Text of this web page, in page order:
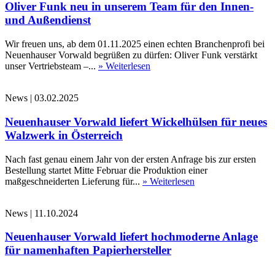
Oliver Funk neu in unserem Team für den Innen-
und Außendienst
Wir freuen uns, ab dem 01.11.2025 einen echten Branchenprofi bei
Neuenhauser Vorwald begrüßen zu dürfen: Oliver Funk verstärkt
unser Vertriebsteam –... » Weiterlesen
News | 03.02.2025
Neuenhauser Vorwald liefert Wickelhülsen für neues
Walzwerk in Österreich
Nach fast genau einem Jahr von der ersten Anfrage bis zur ersten
Bestellung startet Mitte Februar die Produktion einer
maßgeschneiderten Lieferung für... » Weiterlesen
News | 11.10.2024
Neuenhauser Vorwald liefert hochmoderne Anlage
für namenhaften Papierhersteller